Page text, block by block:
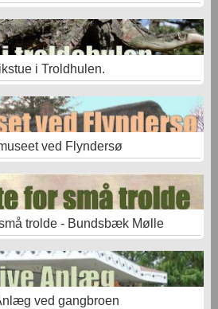
i Troldhulen.
ved Flyndersø
trolde - Bundsbæk Mølle
ved gangbroen